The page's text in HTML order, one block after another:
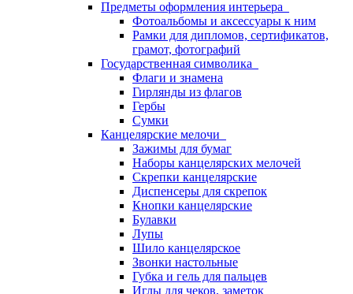
Предметы оформления интерьера
Фотоальбомы и аксессуары к ним
Рамки для дипломов, сертификатов,
грамот, фотографий
Государственная символика
Флаги и знамена
Гирлянды из флагов
Гербы
Сумки
Канцелярские мелочи
Зажимы для бумаг
Наборы канцелярских мелочей
Скрепки канцелярские
Диспенсеры для скрепок
Кнопки канцелярские
Булавки
Лупы
Шило канцелярское
Звонки настольные
Губка и гель для пальцев
Иглы для чеков, заметок